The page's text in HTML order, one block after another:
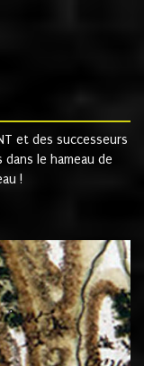
et des successeurs
le hameau de
!